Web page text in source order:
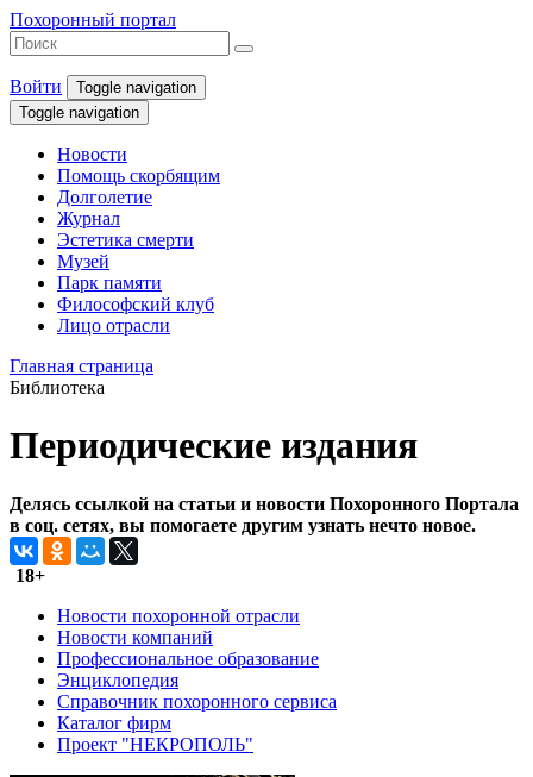
Похоронный портал
Войти
Toggle navigation
Toggle navigation
Новости
Помощь скорбящим
Долголетие
Журнал
Эстетика смерти
Музей
Парк памяти
Философский клуб
Лицо отрасли
Главная страница
Библиотека
Периодические издания
Делясь ссылкой на статьи и новости Похоронного Портала
в соц. сетях, вы помогаете другим узнать нечто новое.
18+
Новости похоронной отрасли
Новости компаний
Профессиональное образование
Энциклопедия
Справочник похоронного сервиса
Каталог фирм
Проект "НЕКРОПОЛЬ"